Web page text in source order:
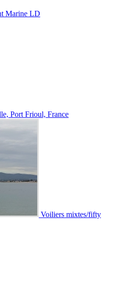
Marine LD
Port Frioul, France
Voiliers mixtes/fifty